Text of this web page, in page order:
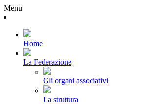
Menu
Home
La Federazione
Gli organi associativi
La struttura